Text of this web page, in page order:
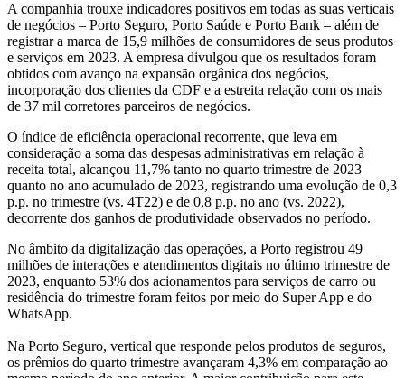
A companhia trouxe indicadores positivos em todas as suas verticais
de negócios – Porto Seguro, Porto Saúde e Porto Bank – além de
registrar a marca de 15,9 milhões de consumidores de seus produtos
e serviços em 2023. A empresa divulgou que os resultados foram
obtidos com avanço na expansão orgânica dos negócios,
incorporação dos clientes da CDF e a estreita relação com os mais
de 37 mil corretores parceiros de negócios.
O índice de eficiência operacional recorrente, que leva em
consideração a soma das despesas administrativas em relação à
receita total, alcançou 11,7% tanto no quarto trimestre de 2023
quanto no ano acumulado de 2023, registrando uma evolução de 0,3
p.p. no trimestre (vs. 4T22) e de 0,8 p.p. no ano (vs. 2022),
decorrente dos ganhos de produtividade observados no período.
No âmbito da digitalização das operações, a Porto registrou 49
milhões de interações e atendimentos digitais no último trimestre de
2023, enquanto 53% dos acionamentos para serviços de carro ou
residência do trimestre foram feitos por meio do Super App e do
WhatsApp.
Na Porto Seguro, vertical que responde pelos produtos de seguros,
os prêmios do quarto trimestre avançaram 4,3% em comparação ao